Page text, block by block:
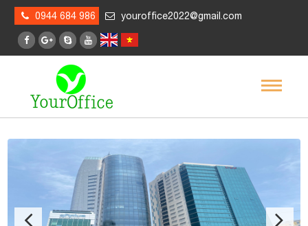
0944 684 986 youroffice2022@gmail.com